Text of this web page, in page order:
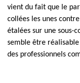
vient du fait que le
collées les unes
étalées sur une sous-
semble être
des professionnels